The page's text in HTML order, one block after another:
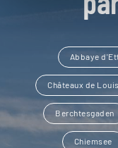
Abbaye
Châteaux de
Berchtesgaden
Chiemsee